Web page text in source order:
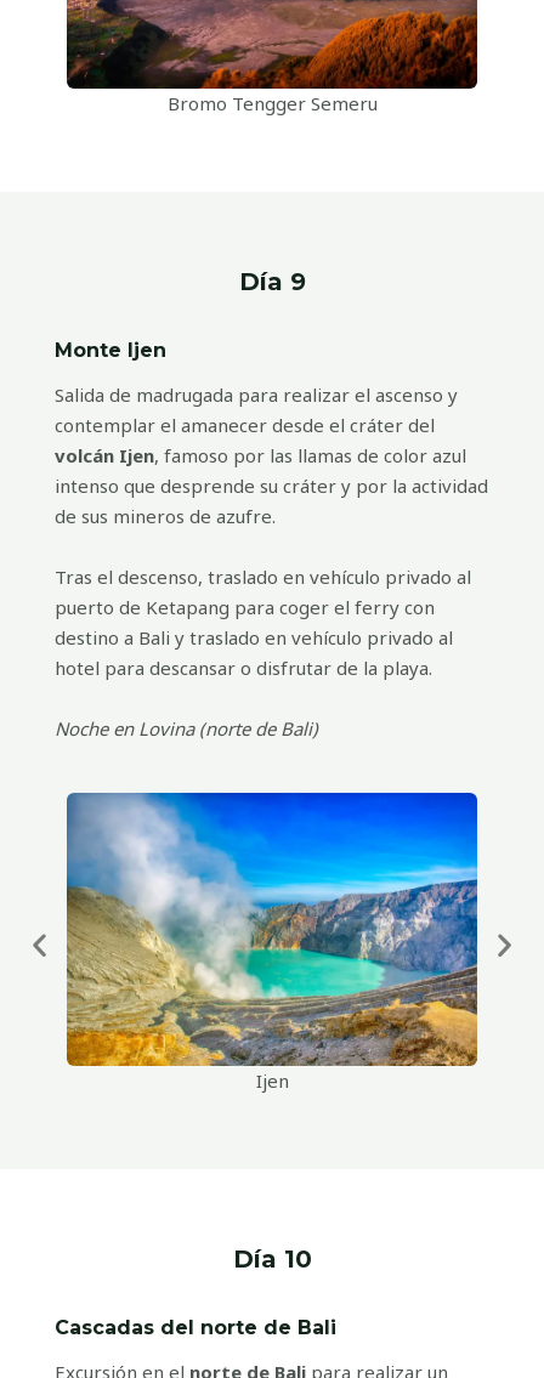
Bromo Tengger Semeru
Día 9
Monte Ijen
Salida de madrugada para realizar el ascenso y
contemplar el amanecer desde el cráter del
volcán Ijen, famoso por las llamas de color azul
intenso que desprende su cráter y por la actividad
de sus mineros de azufre.
Tras el descenso, traslado en vehículo privado al
puerto de Ketapang para coger el ferry con
destino a Bali y traslado en vehículo privado al
hotel para descansar o disfrutar de la playa.
Noche en Lovina (norte de Bali)
Ijen
Día 10
Cascadas del norte de Bali
Excursión en el norte de Bali para realizar un